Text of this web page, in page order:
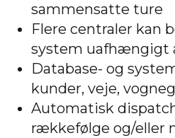
sammensatte ture
Flere centraler kan
system uafhængigt
Database- og
kunder, veje,
Automatisk
rækkefølge og/eller